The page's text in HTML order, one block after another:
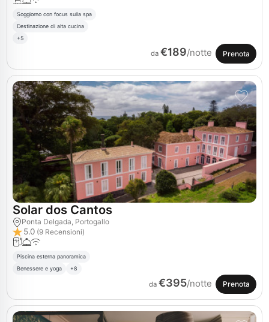
Soggiorno con focus sulla spa
Destinazione di alta cucina
+5
da €189/notte Prenota
Solar dos Cantos
Ponta Delgada, Portogallo
5.0 (9 Recensioni)
Piscina esterna panoramica
Benessere e yoga
+8
da €395/notte Prenota